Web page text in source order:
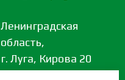
Ленинградская
область,
г. Луга, Кирова 20